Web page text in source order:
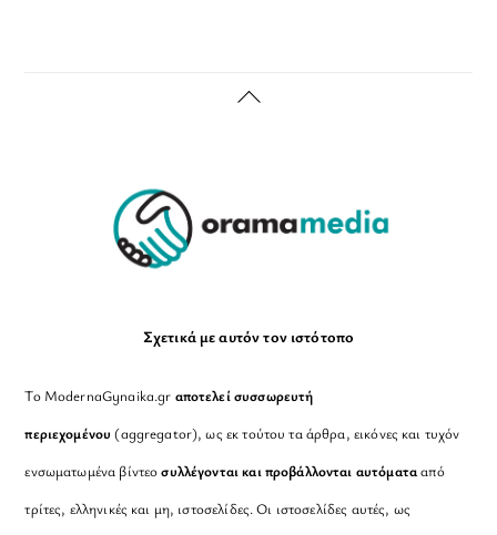
Back
Σχετικά με αυτόν τον ιστότοπο
Το ModernaGynaika.gr αποτελεί συσσωρευτή
περιεχομένου (aggregator), ως εκ τούτου τα άρθρα, εικόνες και τυχόν
ενσωματωμένα βίντεοσυλλέγονται και προβάλλονται αυτόματααπό
τρίτες, ελληνικές και μη, ιστοσελίδες. Οι ιστοσελίδες αυτές, ως